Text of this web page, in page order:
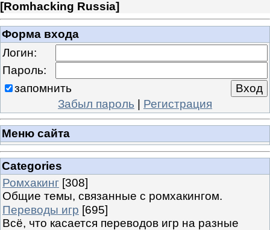
[Romhacking Russia]
Форма входа
Логин:
Пароль:
запомнить
Забыл пароль | Регистрация
Меню сайта
Categories
Ромхакинг [308]
Общие темы, связанные с ромхакингом.
Переводы игр [695]
Всё, что касается переводов игр на разные